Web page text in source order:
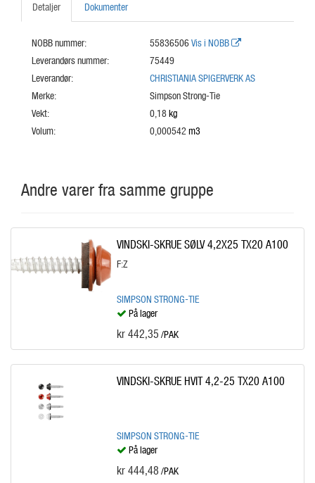
Detaljer Dokumenter
NOBB nummer: 55836506Vis i NOBB
Leverandørs nummer:
75449
Leverandør:
CHRISTIANIA SPIGERVERK AS
Merke:
Simpson Strong-Tie
Vekt:
0,18kg
Volum:
0,000542 m3
Andre varer fra samme gruppe
VINDSKI-SKRUE SØLV 4,2X25 TX20 A100
F:Z
SIMPSON STRONG-TIE
På lager
kr 442,35 /PAK
VINDSKI-SKRUE HVIT 4,2-25 TX20 A100
SIMPSON STRONG-TIE
På lager
kr 444,48 /PAK